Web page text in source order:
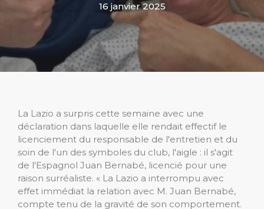
16 janvier 2025
La Lazio a surpris cette semaine avec une
déclaration dans laquelle elle rendait effectif le
licenciement du responsable de l'entretien et du
soin de l'un des symboles du club, l'aigle : il s'agit
de l'Espagnol Juan Bernabé, licencié pour une
raison surréaliste. « La Lazio a interrompu avec
effet immédiat la relation avec M. Juan Bernabé,
compte tenu de la gravité de son comportement.